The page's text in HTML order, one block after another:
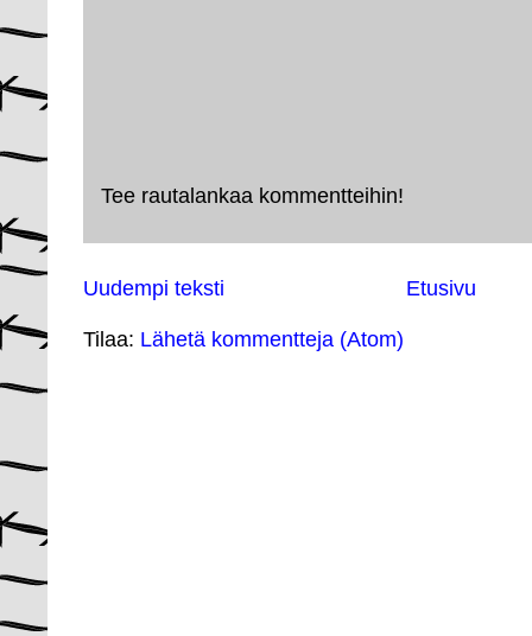
Tee rautalankaa kommentteihin!
Uudempi teksti Etusivu
Tilaa: Lähetä kommentteja (Atom)